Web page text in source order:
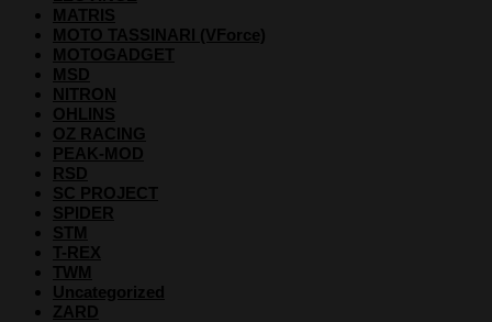
MATRIS
MOTO TASSINARI (VForce)
MOTOGADGET
MSD
NITRON
OHLINS
OZ RACING
PEAK-MOD
RSD
SC PROJECT
SPIDER
STM
T-REX
TWM
Uncategorized
ZARD